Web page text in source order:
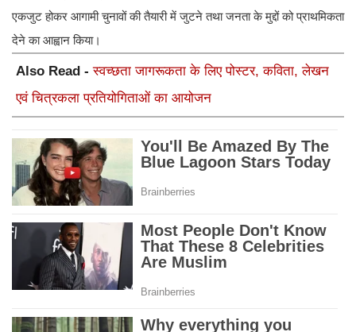
एकजुट होकर आगामी चुनावों की तैयारी में जुटने तथा जनता के मुद्दों को प्राथमिकता
देने का आह्वान किया।
Also Read -स्वच्छता जागरूकता के लिए पोस्टर, कविता, लेखन
एवं चित्रकला प्रतियोगिताओं का आयोजन